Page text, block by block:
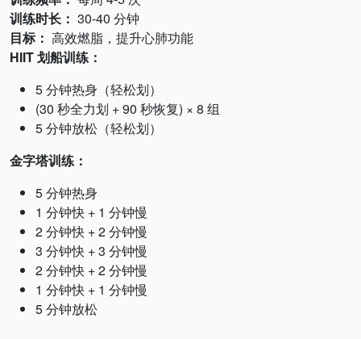
训练时长： 30-40 分钟
目标： 高效燃脂，提升心肺功能
HIIT 划船训练：
5 分钟热身（轻松划）
(30 秒全力划 + 90 秒恢复) × 8 组
5 分钟放松（轻松划）
金字塔训练：
5 分钟热身
1 分钟快 + 1 分钟慢
2 分钟快 + 2 分钟慢
3 分钟快 + 3 分钟慢
2 分钟快 + 2 分钟慢
1 分钟快 + 1 分钟慢
5 分钟放松